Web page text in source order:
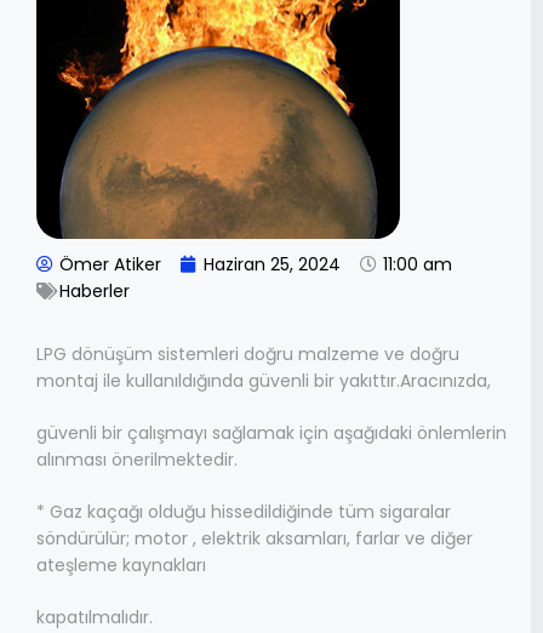
Ömer Atiker Haziran 25, 2024
11:00 am
Haberler
LPG dönüşüm sistemleri doğru malzeme ve doğru
montaj ile kullanıldığında güvenli bir yakıttır.Aracınızda,
güvenli bir çalışmayı sağlamak için aşağıdaki önlemlerin
alınması önerilmektedir.
* Gaz kaçağı olduğu hissedildiğinde tüm sigaralar
söndürülür; motor , elektrik aksamları, farlar ve diğer
ateşleme kaynakları
kapatılmalıdır.